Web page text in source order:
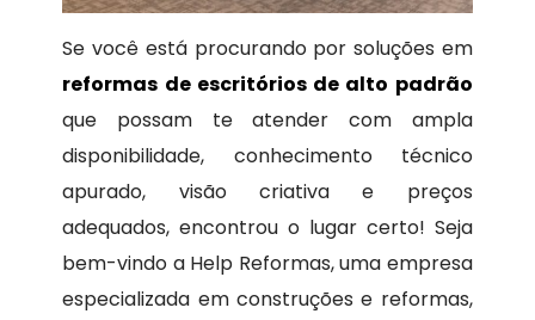
Se você está procurando por soluções em
reformas de escritórios de alto padrão
que possam te atender com ampla
disponibilidade, conhecimento técnico
apurado, visão criativa e preços
adequados, encontrou o lugar certo! Seja
bem-vindo a Help Reformas, uma empresa
especializada em construções e reformas,